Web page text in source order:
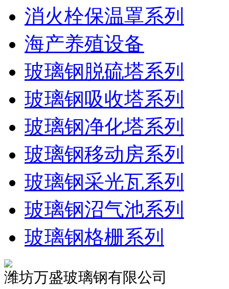
消火栓保温罩系列
海产养殖设备
玻璃钢脱硫塔系列
玻璃钢吸收塔系列
玻璃钢净化塔系列
玻璃钢移动房系列
玻璃钢采光瓦系列
玻璃钢沼气池系列
玻璃钢格栅系列
潍坊万盛玻璃钢有限公司